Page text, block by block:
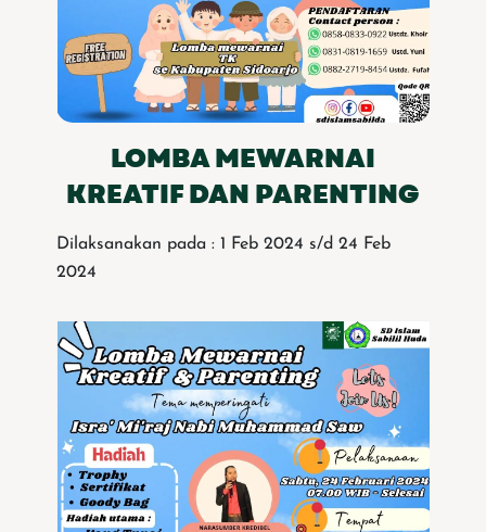
LOMBA MEWARNAI
KREATIF DAN PARENTING
Dilaksanakan pada : 1 Feb 2024 s/d 24 Feb
2024